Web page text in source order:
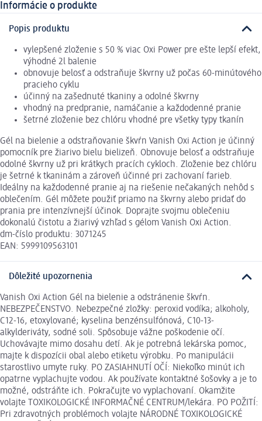
Informácie o produkte
Popis produktu
vylepšené zloženie s 50 % viac Oxi Power pre ešte lepší efekt,
výhodné 2l balenie
obnovuje belosť a odstraňuje škvrny už počas 60-minútového
pracieho cyklu
účinný na zašednuté tkaniny a odolné škvrny
vhodný na predpranie, namáčanie a každodenné pranie
šetrné zloženie bez chlóru vhodné pre všetky typy tkanín
Gél na bielenie a odstraňovanie škvŕn Vanish Oxi Action je účinný
pomocník pre žiarivo bielu bielizeň. Obnovuje belosť a odstraňuje
odolné škvrny už pri krátkych pracích cykloch. Zloženie bez chlóru
je šetrné k tkaninám a zároveň účinné pri zachovaní farieb.
Ideálny na každodenné pranie aj na riešenie nečakaných nehôd s
oblečením. Gél môžete použiť priamo na škvrny alebo pridať do
prania pre intenzívnejší účinok. Doprajte svojmu oblečeniu
dokonalú čistotu a žiarivý vzhľad s gélom Vanish Oxi Action.
dm-číslo produktu: 3071245
EAN: 5999109563101
Dôležité upozornenia
Vanish Oxi Action Gél na bielenie a odstránenie škvŕn.
NEBEZPEČENSTVO. Nebezpečné zložky: peroxid vodíka; alkoholy,
C12-16, etoxylované; kyselina benzénsulfónová, C10-13-
alkylderiváty, sodné soli. Spôsobuje vážne poškodenie očí.
Uchovávajte mimo dosahu detí. Ak je potrebná lekárska pomoc,
majte k dispozícii obal alebo etiketu výrobku. Po manipulácii
starostlivo umyte ruky. PO ZASIAHNUTÍ OČÍ: Niekoľko minút ich
opatrne vyplachujte vodou. Ak používate kontaktné šošovky a je to
možné, odstráňte ich. Pokračujte vo vyplachovaní. Okamžite
volajte TOXIKOLOGICKÉ INFORMAČNÉ CENTRUM/lekára. PO POŽITÍ:
Pri zdravotných problémoch volajte NÁRODNÉ TOXIKOLOGICKÉ